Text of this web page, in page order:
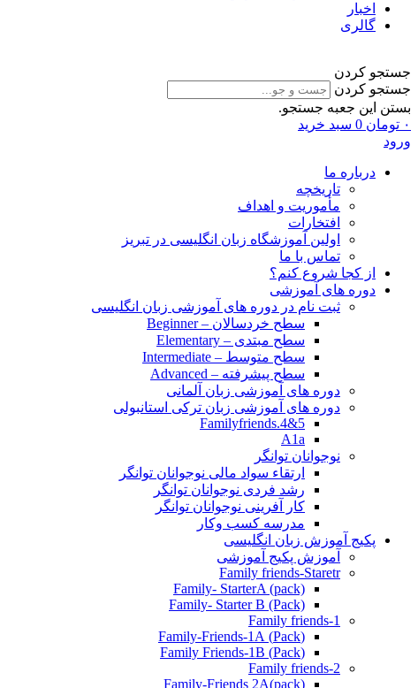
اخبار
گالری
جستجو کردن
جستجو کردن
بستن این جعبه جستجو.
۰ تومان 0 سبد خرید
ورود
درباره ما
تاریخچه
مأموریت و اهداف
افتخارات
اولین آموزشگاه زبان انگلیسی در تبریز
تماس با ما
از کجا شروع کنم؟
دوره های آموزشی
ثبت نام در دوره های آموزشی زبان انگلیسی
سطح خردسالان – Beginner
سطح مبتدی – Elementary
سطح متوسط – Intermediate
سطح پیشرفته – Advanced
دوره های آموزشی زبان آلمانی
دوره های آموزشی زبان ترکی استانبولی
Familyfriends.4&5
A1a
نوجوانان توانگر
ارتقاء سواد مالی نوجوانان توانگر
رشد فردی نوجوانان توانگر
کار آفرینی نوجوانان توانگر
مدرسه کسب وکار
پکیج آموزش زبان انگلیسی
آموزش پکیج آموزشی
Family friends-Staretr
Family- StarterA (pack)
Family- Starter B (Pack)
Family friends-1
(Pack) Family-Friends-1A
(Pack) Family Friends-1B
Family friends-2
Family-Friends 2A(pack)